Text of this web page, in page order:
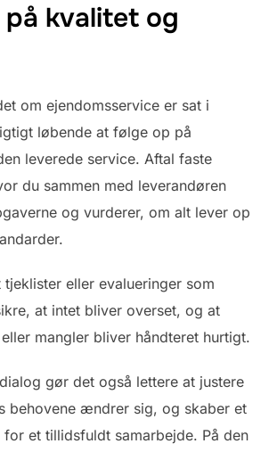
på kvalitet og
om ejendomsservice er sat i
løbende at følge op på
leverede service. Aftal faste
du sammen med leverandøren
og vurderer, om alt lever op
tjeklister eller evalueringer som
at intet bliver overset, og at
mangler bliver håndteret hurtigt.
gør det også lettere at justere
behovene ændrer sig, og skaber et
et tillidsfuldt samarbejde. På den